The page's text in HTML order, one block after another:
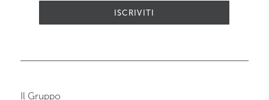
ISCRIVITI
Il Gruppo